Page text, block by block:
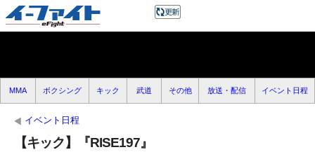
MMA ボクシング キック 武道 その他 放送・配信 イベント日程
イベント日程
【キック】『RISE197』